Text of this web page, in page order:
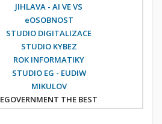
JIHLAVA - AI VE VS
eOSOBNOST
STUDIO DIGITALIZACE
STUDIO KYBEZ
ROK INFORMATIKY
STUDIO EG - EUDIW
MIKULOV
EGOVERNMENT THE BEST